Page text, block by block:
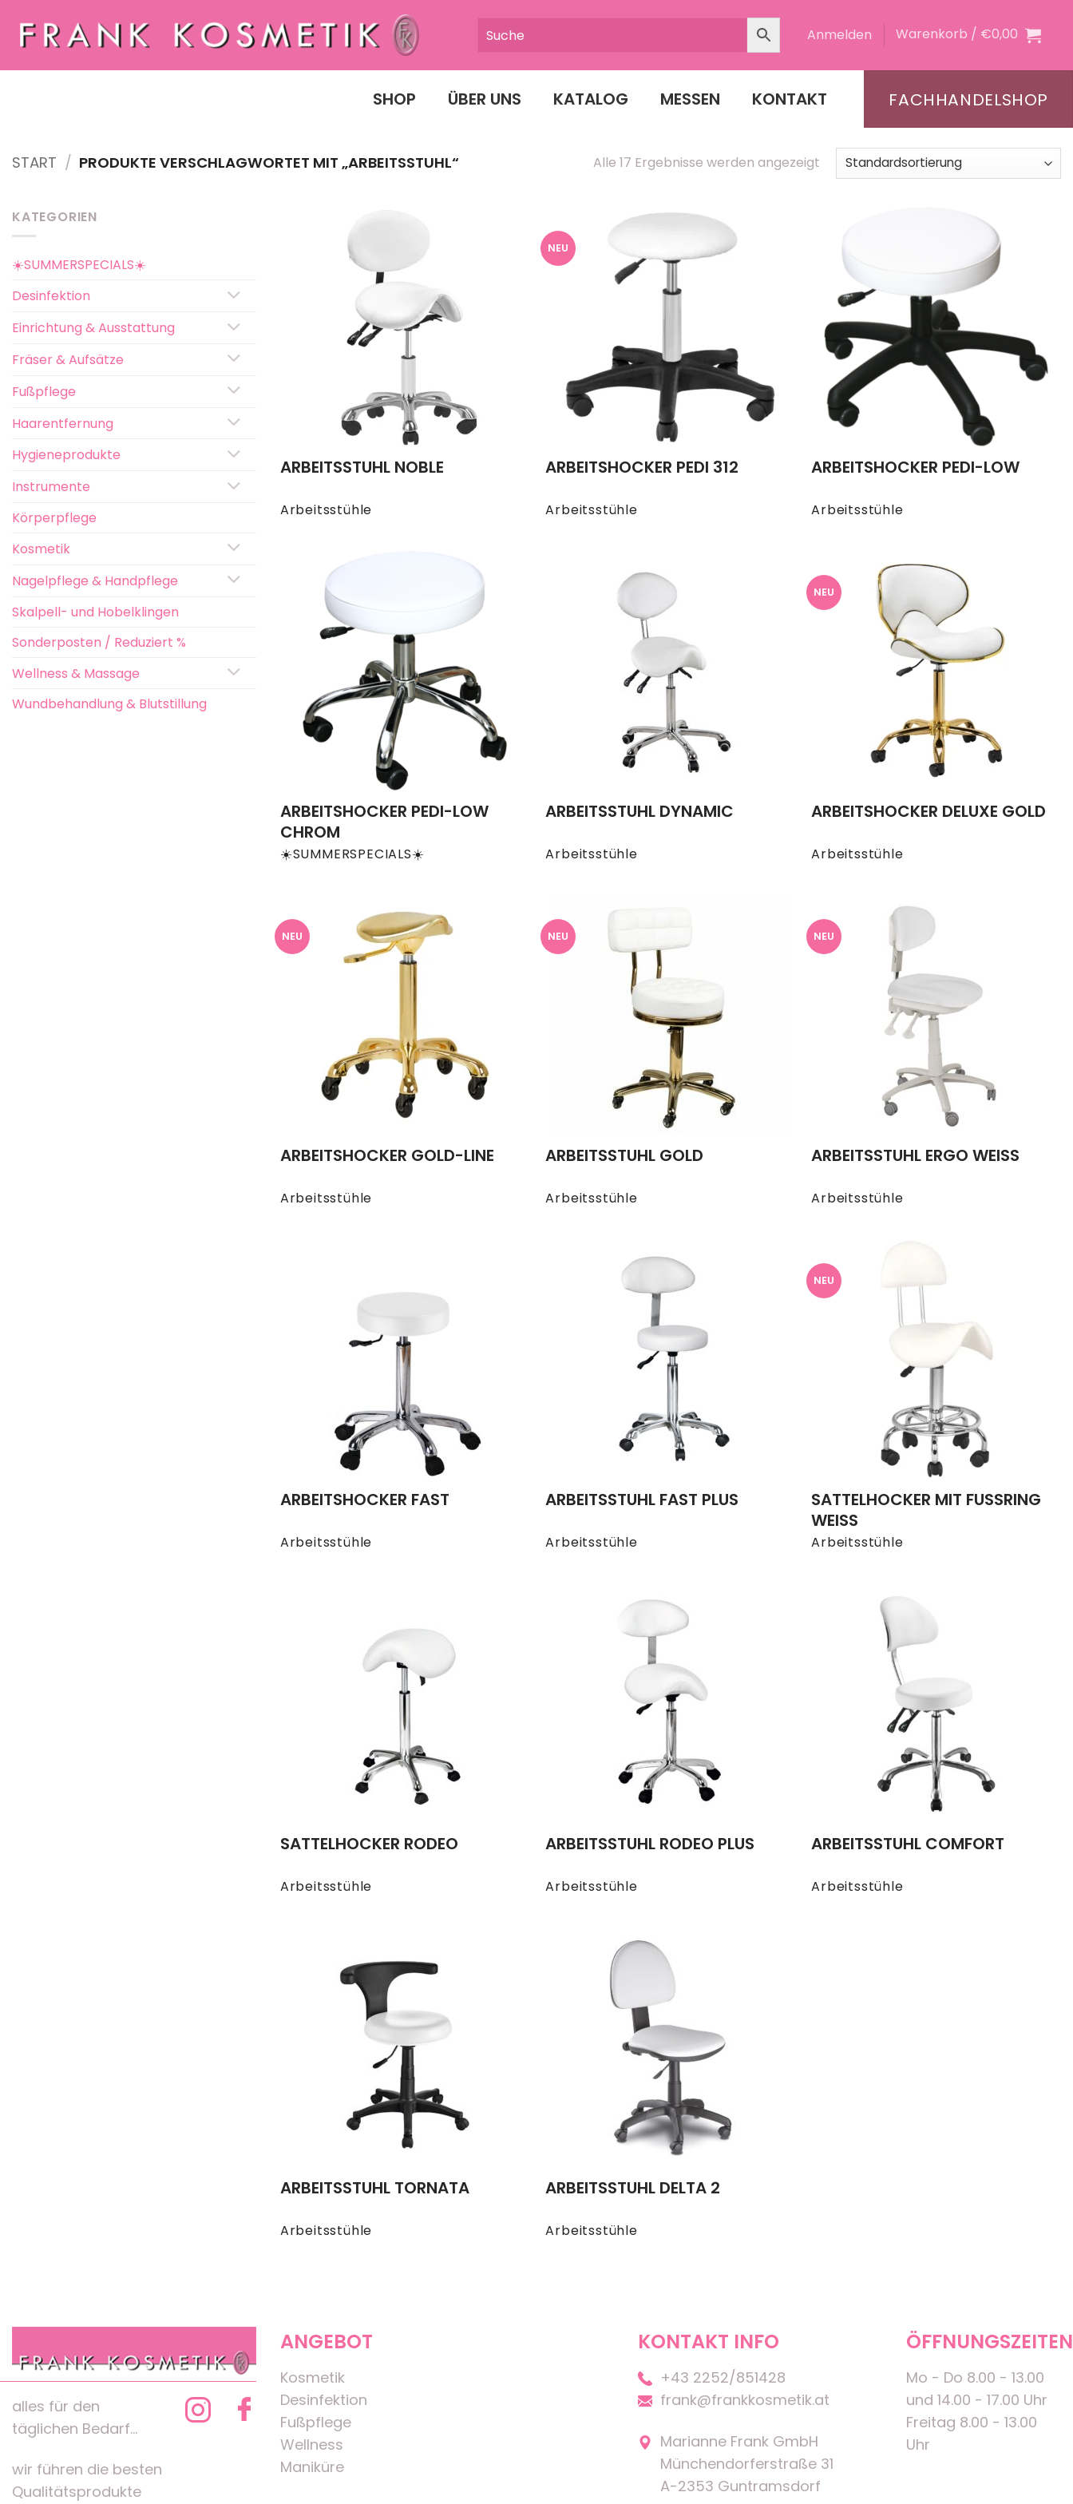
Inhalt
springen
Anmelden Warenkorb / €0,00
SHOP ÜBER UNS KATALOG MESSEN KONTAKT FACHHANDELSHOP
START / PRODUKTE VERSCHLAGWORTET MIT „ARBEITSSTUHL“ Alle 17 Ergebnisse werden angezeigt
KATEGORIEN
☀️SUMMERSPECIALS☀️
Desinfektion
Einrichtung & Ausstattung
Fräser & Aufsätze
Fußpflege
Haarentfernung
Hygieneprodukte
Instrumente
Körperpflege
Kosmetik
Nagelpflege & Handpflege
Skalpell- und Hobelklingen
Sonderposten / Reduziert %
Wellness & Massage
Wundbehandlung & Blutstillung
Arbeitsstühle
ARBEITSSTUHL NOBLE
NEU
Arbeitsstühle
ARBEITSHOCKER PEDI 312
Arbeitsstühle
ARBEITSHOCKER PEDI-LOW
☀️SUMMERSPECIALS☀️
ARBEITSHOCKER PEDI-LOW
CHROM
Arbeitsstühle
ARBEITSSTUHL DYNAMIC
NEU
Arbeitsstühle
ARBEITSHOCKER DELUXE GOLD
NEU
Arbeitsstühle
ARBEITSHOCKER GOLD-LINE
NEU
Arbeitsstühle
ARBEITSSTUHL GOLD
NEU
Arbeitsstühle
ARBEITSSTUHL ERGO WEISS
Arbeitsstühle
ARBEITSHOCKER FAST
Arbeitsstühle
ARBEITSSTUHL FAST PLUS
NEU
Arbeitsstühle
SATTELHOCKER MIT FUSSRING W
EISS
Arbeitsstühle
SATTELHOCKER RODEO
Arbeitsstühle
ARBEITSSTUHL RODEO PLUS
Arbeitsstühle
ARBEITSSTUHL COMFORT
Arbeitsstühle
ARBEITSSTUHL TORNATA
Arbeitsstühle
ARBEITSSTUHL DELTA 2
alles für den
täglichen Bedarf...
wir führen die besten
Qualitätsprodukte
ANGEBOT
Kosmetik
Desinfektion
Fußpflege
Wellness
Maniküre
KONTAKT INFO
+43 2252/851428
frank@frankkosmetik.at
Marianne Frank GmbH
Münchendorferstraße 31
A-2353 Guntramsdorf
ÖFFNUNGSZEITEN
Mo - Do 8.00 - 13.00
und 14.00 - 17.00 Uhr
Freitag 8.00 - 13.00
Uhr